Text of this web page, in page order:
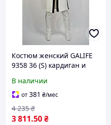
Костюм женский GALIFE
9358 36 (S) кардиган и
В наличии
от381 ₴/мес
3 811.50₴
4 235 ₴